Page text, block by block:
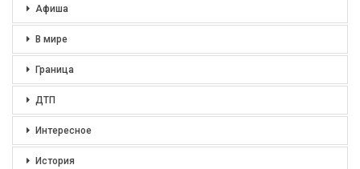
Афиша
В мире
Граница
ДТП
Интересное
История